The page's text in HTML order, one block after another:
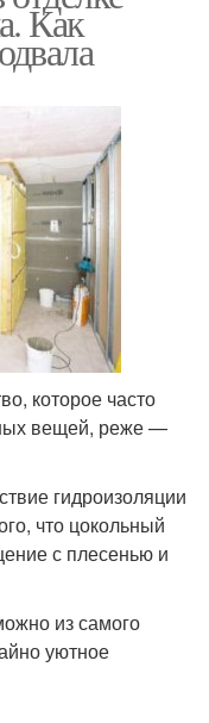
Как
которое часто
вещей, реже —
гидроизоляции
что цокольный
с плесенью и
из самого
уютное